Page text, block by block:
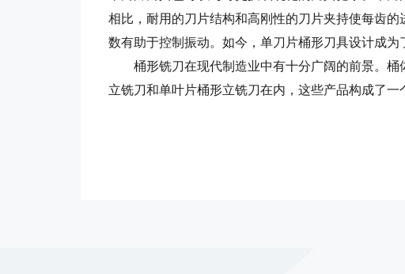
相比，耐用的刀片结构和高刚性的刀片夹持使每齿
数有助于控制振动。如今，单刀片桶形刀具设计成为
桶形铣刀在现代制造业中有十分广阔的前景。桶
立铣刀和单叶片桶形立铣刀在内，这些产品构成了